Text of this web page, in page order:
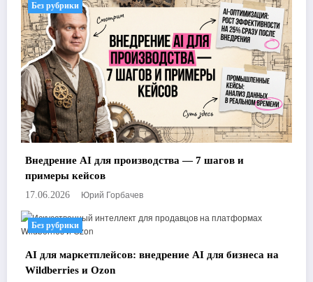
Без рубрики
Внедрение AI для производства — 7 шагов и
примеры кейсов
17.06.2026 Юрий Горбачев
Без рубрики
AI для маркетплейсов: внедрение AI для бизнеса на
Wildberries и Ozon